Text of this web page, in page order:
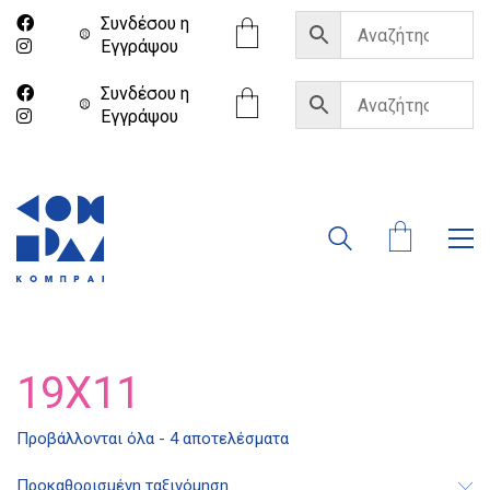
Συνδέσου η
Eγγράψου
Συνδέσου η
Eγγράψου
19X11
Προβάλλονται όλα - 4 αποτελέσματα
Προκαθορισμένη ταξινόμηση